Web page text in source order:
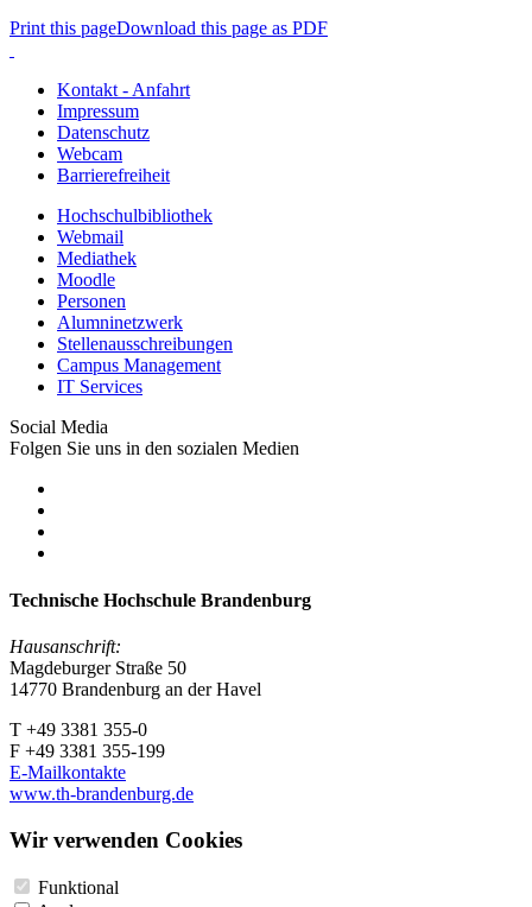
Print this pageDownload this page as PDF
Kontakt - Anfahrt
Impressum
Datenschutz
Webcam
Barrierefreiheit
Hochschulbibliothek
Webmail
Mediathek
Moodle
Personen
Alumninetzwerk
Stellenausschreibungen
Campus Management
IT Services
Social Media
Folgen Sie uns in den sozialen Medien
Technische Hochschule Brandenburg
Hausanschrift:
Magdeburger Straße 50
14770 Brandenburg an der Havel
T +49 3381 355-0
F +49 3381 355-199
E-Mailkontakte
www.th-brandenburg.de
Wir verwenden Cookies
Funktional